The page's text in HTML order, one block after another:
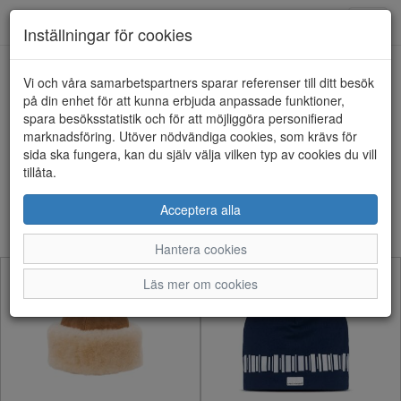
Accessoarer - Mössor (20
artiklar)
Sortera efter:
Inställningar för cookies
Vi och våra samarbetspartners sparar referenser till ditt besök
på din enhet för att kunna erbjuda anpassade funktioner,
spara besöksstatistik och för att möjliggöra personifierad
marknadsföring. Utöver nödvändiga cookies, som krävs för
sida ska fungera, kan du själv välja vilken typ av cookies du vill
tillåta.
Acceptera alla
Hantera cookies
Läs mer om cookies